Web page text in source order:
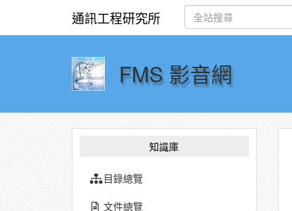
通訊工程研究所
FMS 影音網
知識庫
目錄總覽
文件總覽